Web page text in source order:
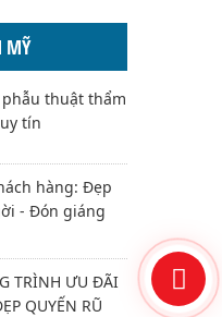
MỸ
phẫu thuật thẩm
tín
hàng: Đẹp
- Đón giáng
TRÌNH ƯU ĐÃI
QUYẾN RŨ